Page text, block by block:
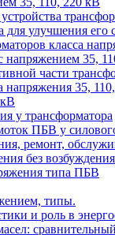
улучшения его
класса
35,
части
35,
у трансформатора
ПБВ у
ремонт,
без возбуждения
типа ПБВ
типы.
и роль в